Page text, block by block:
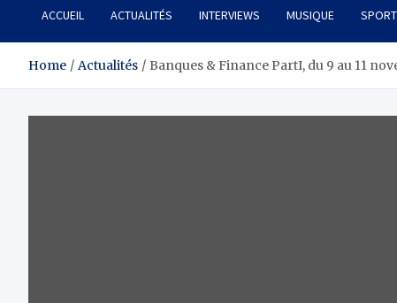
ACCUEIL ACTUALITÉS INTERVIEWS MUSIQUE SPORT
Home Actualités Banques & Finance PartI, du 9 au 11